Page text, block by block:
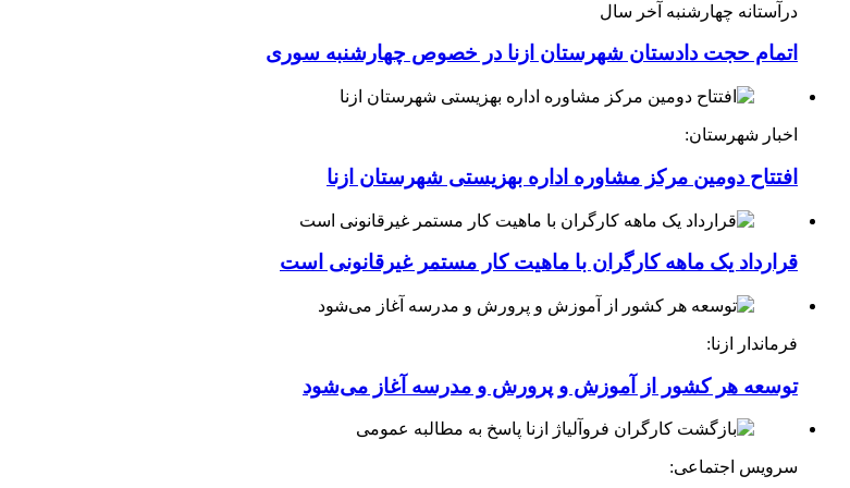
درآستانه چهارشنبه آخر سال
اتمام حجت دادستان شهرستان ازنا در خصوص چهارشنبه ‌سوری
اخبار شهرستان:
افتتاح دومین مرکز مشاوره اداره بهزیستی شهرستان ازنا
قرارداد یک ماهه کارگران با ماهیت کار مستمر غیرقانونی است
فرماندار ازنا:
توسعه هر کشور از آموزش و پرورش و مدرسه آغاز می‌شود
سرویس اجتماعی: